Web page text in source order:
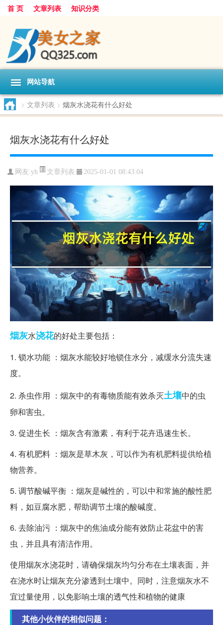
首 页 文章列表 知识分类
网站导航
> 文章列表 > 烟灰水浇花有什么好处
烟灰水浇花有什么好处
网友:yh 文章列表 2025-01-01 08:43:04
烟灰水浇花的好处主要包括：
1. 锁水功能 ：烟灰水能较好地锁住水分，减缓水分流失速
度。
2. 杀虫作用 ：烟灰中的有毒物质能有效杀灭土壤中的虫
卵和害虫。
3. 促进生长 ：烟灰含有激素，有利于花卉迅速生长。
4. 有机肥料 ：烟灰是草木灰，可以作为有机肥料提供给植
物营养。
5. 调节酸碱平衡 ：烟灰是碱性的，可以中和常施的酸性肥
料，如豆腐水肥，帮助调节土壤的酸碱度。
6. 去除油污 ：烟灰中的焦油成分能有效防止花盆中的害
虫，并且具有清洁作用。
使用烟灰水浇花时，请确保烟灰均匀分布在土壤表面，并
在浇水时让烟灰充分渗透到土壤中。同时，注意烟灰水不
宜过量使用，以免影响土壤的透气性和植物的健康
其他小伙伴的相似问题：